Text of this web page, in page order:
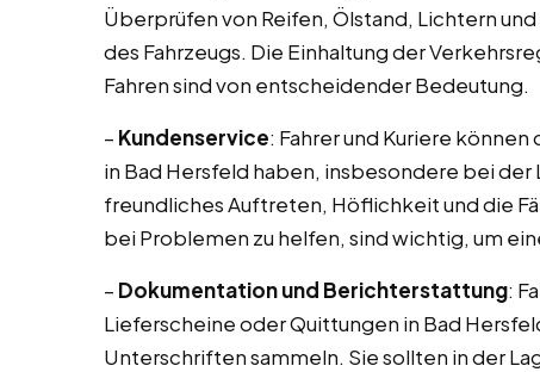
Überprüfen von Reifen, Ölstand, Lichtern
des Fahrzeugs. Die Einhaltung der
Fahren sind von entscheidender Bedeutung.
– Kundenservice: Fahrer und Kuriere
in Bad Hersfeld haben, insbesondere bei der
freundliches Auftreten, Höflichkeit und die
bei Problemen zu helfen, sind wichtig, um
– Dokumentation und Berichterstattung:
Lieferscheine oder Quittungen in Bad
Unterschriften sammeln. Sie sollten in der